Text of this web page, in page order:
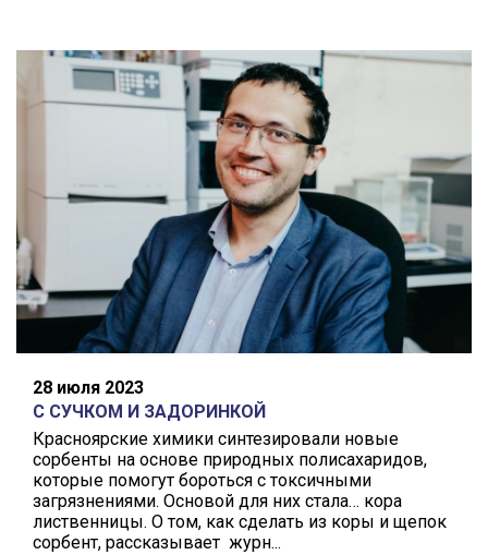
28 июля 2023
С СУЧКОМ И ЗАДОРИНКОЙ
Красноярские химики синтезировали новые
сорбенты на основе природных полисахаридов,
которые помогут бороться с токсичными
загрязнениями. Основой для них стала… кора
лиственницы. О том, как сделать из коры и щепок
сорбент, рассказывает журн...